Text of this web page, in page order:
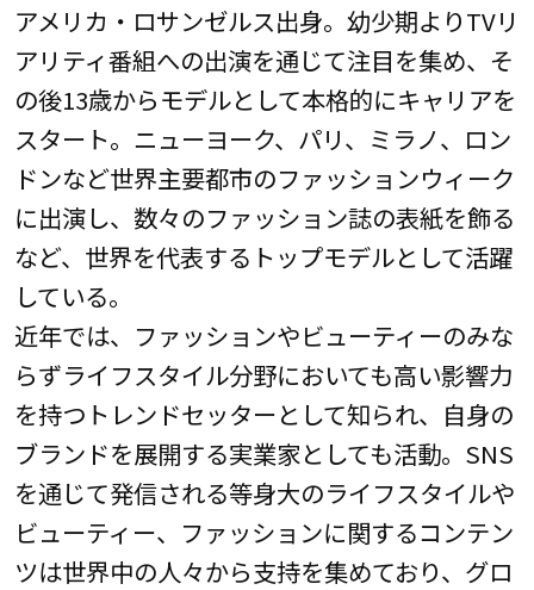
アメリカ・ロサンゼルス出身。幼少期よりTVリ
アリティ番組への出演を通じて注目を集め、そ
の後13歳からモデルとして本格的にキャリアを
スタート。ニューヨーク、パリ、ミラノ、ロン
ドンなど世界主要都市のファッションウィーク
に出演し、数々のファッション誌の表紙を飾る
など、世界を代表するトップモデルとして活躍
している。
近年では、ファッションやビューティーのみな
らずライフスタイル分野においても高い影響力
を持つトレンドセッターとして知られ、自身の
ブランドを展開する実業家としても活動。SNS
を通じて発信される等身大のライフスタイルや
ビューティー、ファッションに関するコンテン
ツは世界中の人々から支持を集めており、グロ